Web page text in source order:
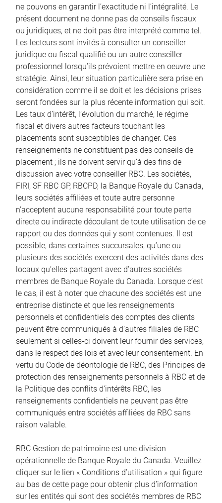
ne pouvons en garantir l’exactitude ni l’intégralité. Le
présent document ne donne pas de conseils fiscaux
ou juridiques, et ne doit pas être interprété comme tel.
Les lecteurs sont invités à consulter un conseiller
juridique ou fiscal qualifié ou un autre conseiller
professionnel lorsqu’ils prévoient mettre en oeuvre une
stratégie. Ainsi, leur situation particulière sera prise en
considération comme il se doit et les décisions prises
seront fondées sur la plus récente information qui soit.
Les taux d’intérêt, l’évolution du marché, le régime
fiscal et divers autres facteurs touchant les
placements sont susceptibles de changer. Ces
renseignements ne constituent pas des conseils de
placement ; ils ne doivent servir qu’à des fins de
discussion avec votre conseiller RBC. Les sociétés,
FIRI, SF RBC GP, RBCPD, la Banque Royale du Canada,
leurs sociétés affiliées et toute autre personne
n’acceptent aucune responsabilité pour toute perte
directe ou indirecte découlant de toute utilisation de ce
rapport ou des données qui y sont contenues. Il est
possible, dans certaines succursales, qu’une ou
plusieurs des sociétés exercent des activités dans des
locaux qu’elles partagent avec d’autres sociétés
membres de Banque Royale du Canada. Lorsque c’est
le cas, il est à noter que chacune des sociétés est une
entreprise distincte et que les renseignements
personnels et confidentiels des comptes des clients
peuvent être communiqués à d’autres filiales de RBC
seulement si celles-ci doivent leur fournir des services,
dans le respect des lois et avec leur consentement. En
vertu du Code de déontologie de RBC, des Principes de
protection des renseignements personnels à RBC et de
la Politique des conflits d’intérêts RBC, les
renseignements confidentiels ne peuvent pas être
communiqués entre sociétés affiliées de RBC sans
raison valable.
RBC Gestion de patrimoine est une division
opérationnelle de Banque Royale du Canada. Veuillez
cliquer sur le lien « Conditions d’utilisation » qui figure
au bas de cette page pour obtenir plus d’information
sur les entités qui sont des sociétés membres de RBC